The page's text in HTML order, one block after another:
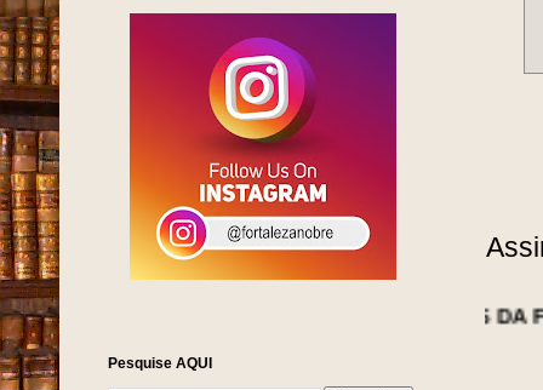
NOTÍCIAS DA FORTALEZA
Pesquise AQUI